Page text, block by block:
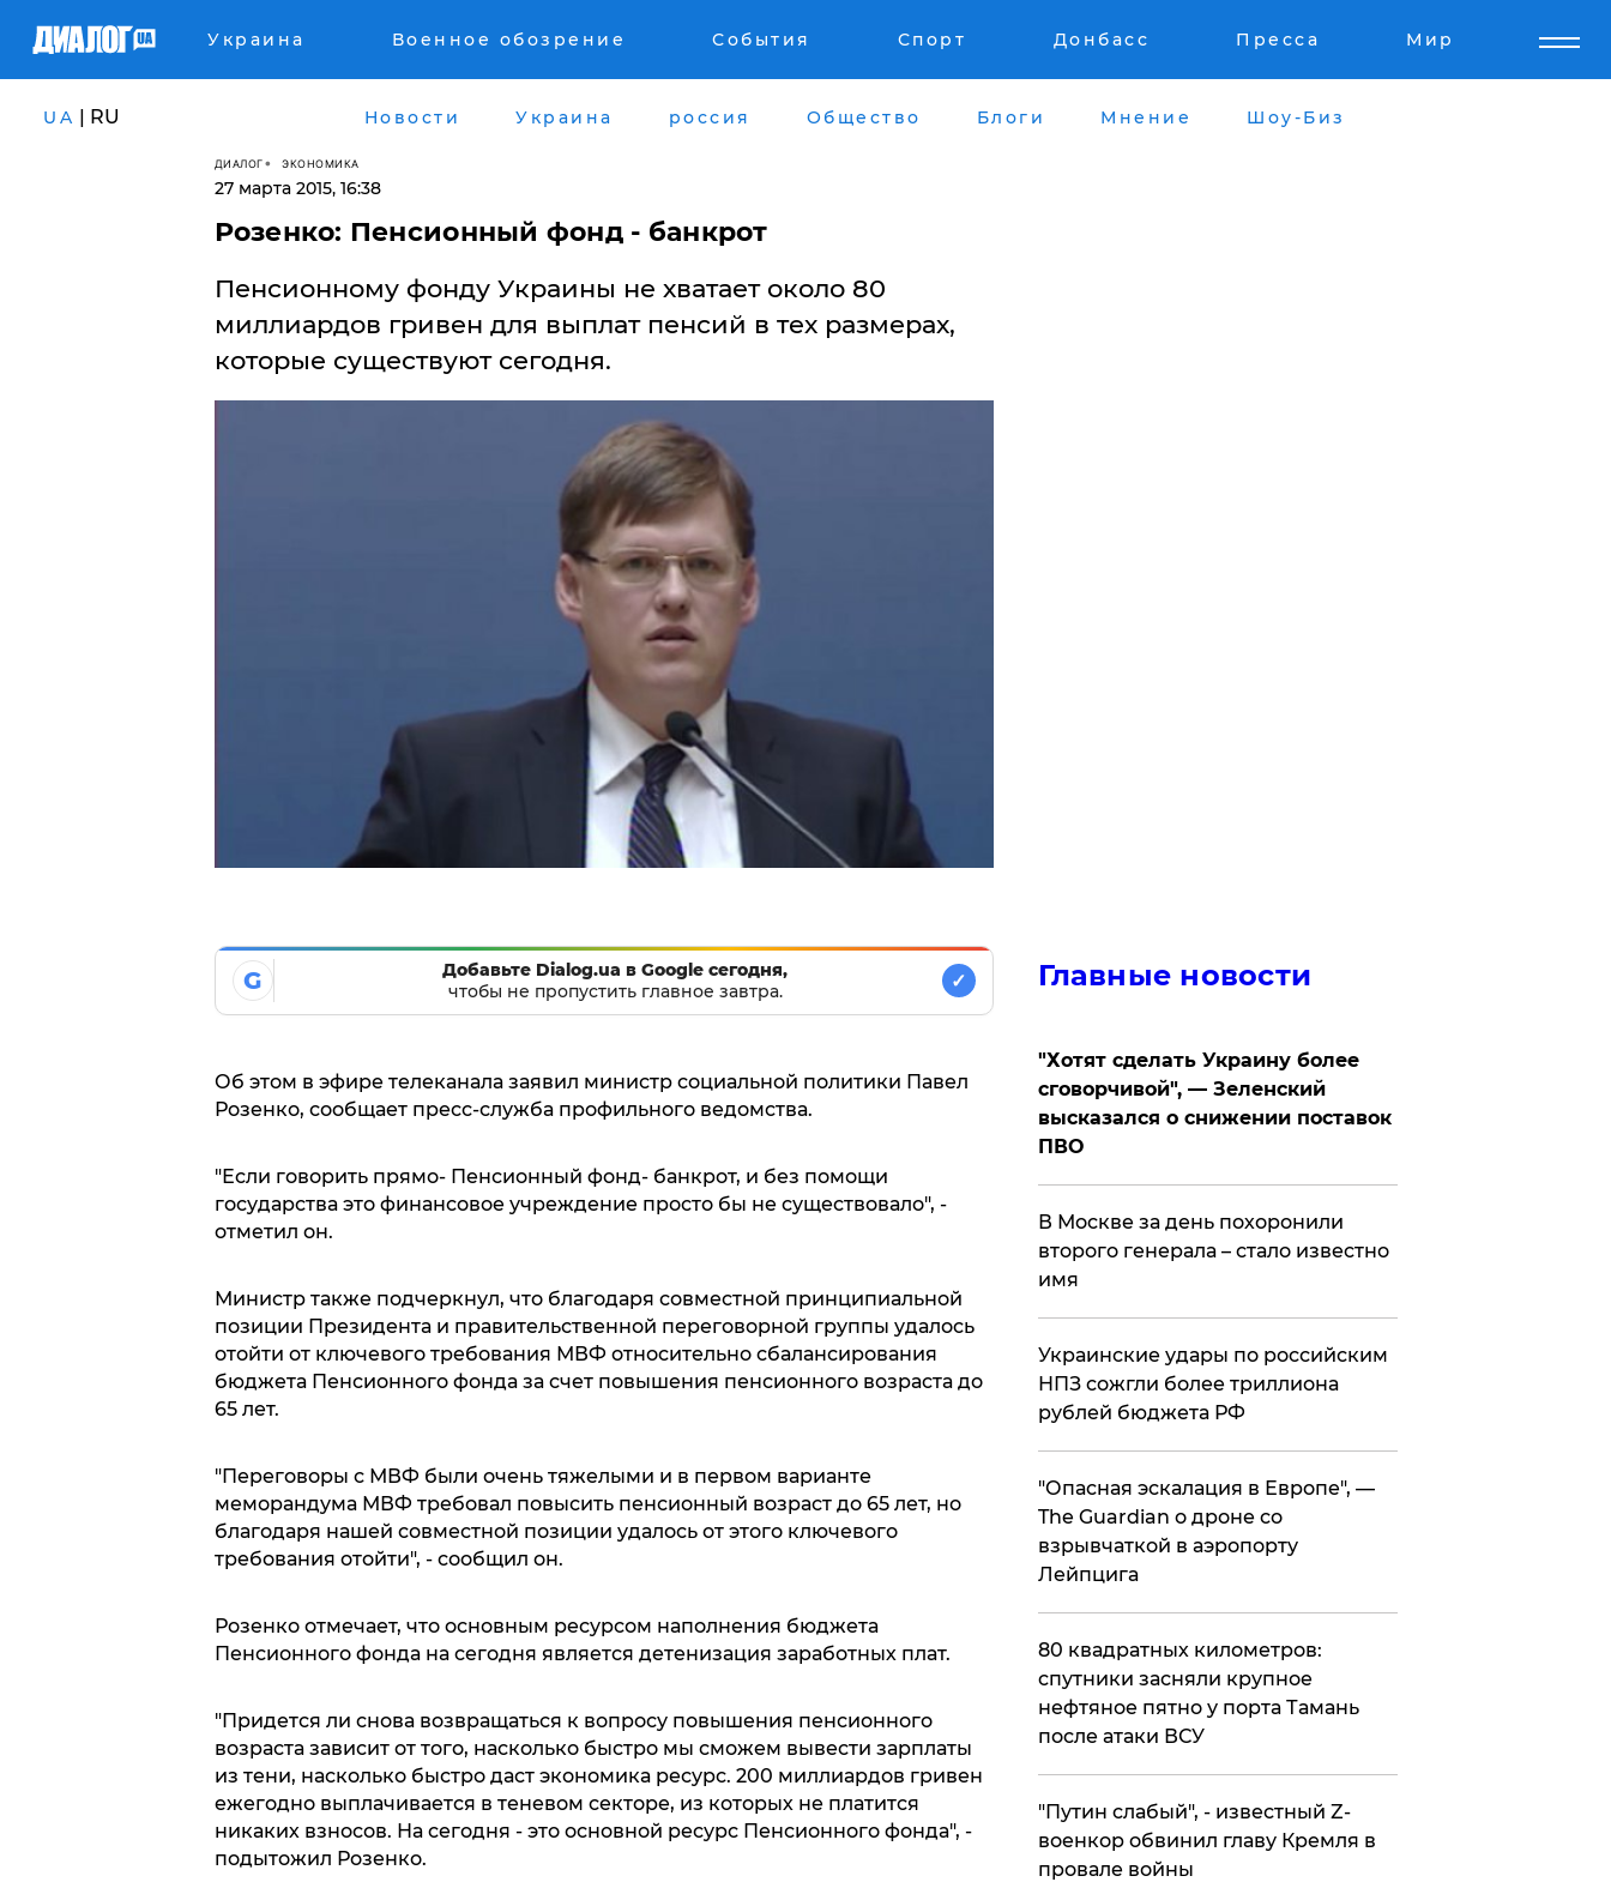
Украина Военное обозрение События Спорт Донбасс Пресса Мир
UA | RU Новости Украина россия Общество Блоги Мнение Шоу-Биз
ДИАЛОГ ЭКОНОМИКА
27 марта 2015, 16:38
Розенко: Пенсионный фонд - банкрот
Пенсионному фонду Украины не хватает около 80
миллиардов гривен для выплат пенсий в тех размерах,
которые существуют сегодня.
G
Добавьте Dialog.ua в Google сегодня,
чтобы не пропустить главное завтра.
✓
Об этом в эфире телеканала заявил министр социальной политики Павел
Розенко, сообщает пресс-служба профильного ведомства.
"Если говорить прямо- Пенсионный фонд- банкрот, и без помощи
государства это финансовое учреждение просто бы не существовало", -
отметил он.
Министр также подчеркнул, что благодаря совместной принципиальной
позиции Президента и правительственной переговорной группы удалось
отойти от ключевого требования МВФ относительно сбалансирования
бюджета Пенсионного фонда за счет повышения пенсионного возраста до
65 лет.
"Переговоры с МВФ были очень тяжелыми и в первом варианте
меморандума МВФ требовал повысить пенсионный возраст до 65 лет, но
благодаря нашей совместной позиции удалось от этого ключевого
требования отойти", - сообщил он.
Розенко отмечает, что основным ресурсом наполнения бюджета
Пенсионного фонда на сегодня является детенизация заработных плат.
"Придется ли снова возвращаться к вопросу повышения пенсионного
возраста зависит от того, насколько быстро мы сможем вывести зарплаты
из тени, насколько быстро даст экономика ресурс. 200 миллиардов гривен
ежегодно выплачивается в теневом секторе, из которых не платится
никаких взносов. На сегодня - это основной ресурс Пенсионного фонда", -
подытожил Розенко.
Главные новости
​"Хотят сделать Украину более
сговорчивой", — Зеленский
высказался о снижении поставок
ПВО
В Москве за день похоронили
второго генерала – стало известно
имя
Украинские удары по российским
НПЗ сожгли более триллиона
рублей бюджета РФ
"Опасная эскалация в Европе", —
The Guardian о дроне со
взрывчаткой в аэропорту
Лейпцига
80 квадратных километров:
спутники засняли крупное
нефтяное пятно у порта Тамань
после атаки ВСУ
​"Путин слабый", - известный Z-
военкор обвинил главу Кремля в
провале войны